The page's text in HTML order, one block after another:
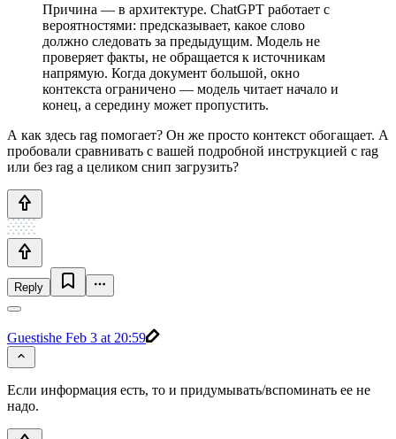
Причина — в архитектуре. ChatGPT работает с
вероятностями: предсказывает, какое слово
должно следовать за предыдущим. Модель не
проверяет факты, не обращается к источникам
напрямую. Когда документ большой, окно
контекста ограничено — модель читает начало и
конец, а середину может пропустить.
А как здесь rag помогает? Он же просто контекст обогащает. А
пробовали сравнивать с вашей подробной инструкцией с rag
или без rag а целиком снип загрузить?
Reply
Guestishe Feb 3 at 20:59
Если информация есть, то и придумывать/вспоминать ее не
надо.